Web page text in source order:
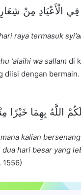
الْأَعْيَادِ مِنْ
raya termasuk
‘alaihi wa sallam di
diisi dengan
اللَّهُ بِهِمَا خَيْرًا
kalian
hari besar yang
1556)